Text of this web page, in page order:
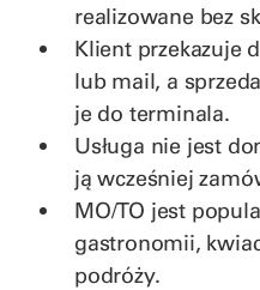
realizowane bez
Klient przekazuje
lub mail, a
je do terminala.
Usługa nie jest
ją wcześniej
MO/TO jest
gastronomii,
podróży.